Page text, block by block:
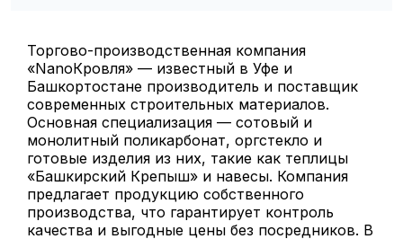
Торгово-производственная компания
«NanoКровля» — известный в Уфе и
Башкортостане производитель и поставщик
современных строительных материалов.
Основная специализация — сотовый и
монолитный поликарбонат, оргстекло и
готовые изделия из них, такие как теплицы
«Башкирский Крепыш» и навесы. Компания
предлагает продукцию собственного
производства, что гарантирует контроль
качества и выгодные цены без посредников. В